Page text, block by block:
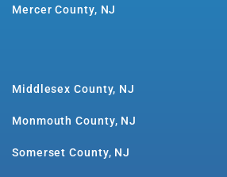
Mercer County, NJ
Middlesex County, NJ
Monmouth County, NJ
Somerset County, NJ